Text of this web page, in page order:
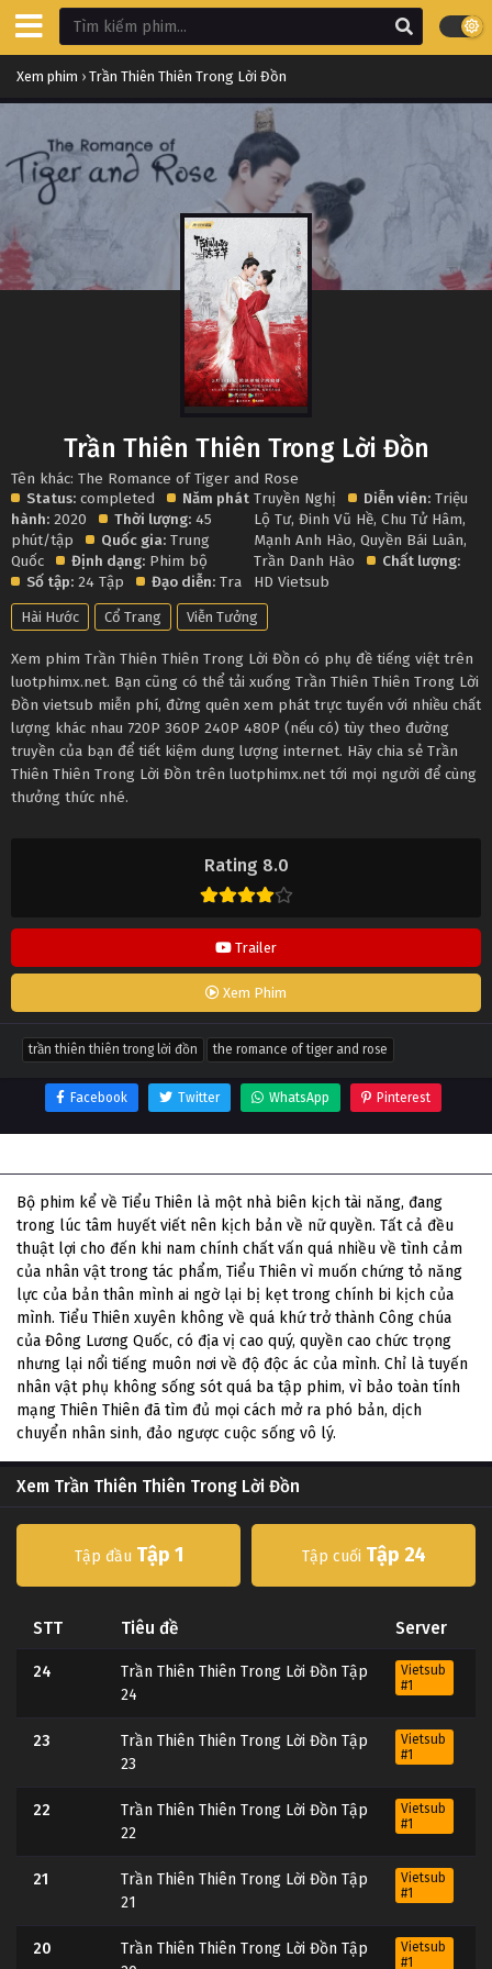
Xem phim › Trần Thiên Thiên Trong Lời Đồn
Rating 8.0
Trailer
Xem Phim
Trần Thiên Thiên Trong Lời Đồn
Tên khác: The Romance of Tiger and Rose
Status: completed
Năm phát
hành: 2020 Thời lượng: 45
phút/tập
Quốc gia: Trung
Quốc
Định dạng: Phim bộ
Số tập: 24 Tập Đạo diễn: Tra
Truyền Nghị Diễn viên: Triệu
Lộ Tư,Đinh Vũ Hề,Chu Tử Hâm,
Mạnh Anh Hào,Quyền Bái Luân,
Trần Danh Hào
Chất lượng:
HD Vietsub
Hài Hước Cổ Trang Viễn Tưởng
Xem phim Trần Thiên Thiên Trong Lời Đồn có phụ đề tiếng việt trên
luotphimx.net. Bạn cũng có thể tải xuống Trần Thiên Thiên Trong Lời
Đồn vietsub miễn phí, đừng quên xem phát trực tuyến với nhiều chất
lượng khác nhau 720P 360P 240P 480P (nếu có) tùy theo đường
truyền của bạn để tiết kiệm dung lượng internet. Hãy chia sẻ Trần
Thiên Thiên Trong Lời Đồn trên luotphimx.net tới mọi người để cùng
thưởng thức nhé.
trần thiên thiên trong lời đồn the romance of tiger and rose
Facebook Twitter WhatsApp Pinterest
Bộ phim kể về Tiểu Thiên là một nhà biên kịch tài năng, đang
trong lúc tâm huyết viết nên kịch bản về nữ quyền. Tất cả đều
thuật lợi cho đến khi nam chính chất vấn quá nhiều về tình cảm
của nhân vật trong tác phẩm, Tiểu Thiên vì muốn chứng tỏ năng
lực của bản thân mình ai ngờ lại bị kẹt trong chính bi kịch của
mình. Tiểu Thiên xuyên không về quá khứ trở thành Công chúa
của Đông Lương Quốc, có địa vị cao quý, quyền cao chức trọng
nhưng lại nổi tiếng muôn nơi về độ độc ác của mình. Chỉ là tuyến
nhân vật phụ không sống sót quá ba tập phim, vì bảo toàn tính
mạng Thiên Thiên đã tìm đủ mọi cách mở ra phó bản, dịch
chuyển nhân sinh, đảo ngược cuộc sống vô lý.
Xem Trần Thiên Thiên Trong Lời Đồn
Tập đầu Tập 1 Tập cuối Tập 24
STT Tiêu đề Server
24
Trần Thiên Thiên Trong Lời Đồn Tập
24
Vietsub
#1
23
Trần Thiên Thiên Trong Lời Đồn Tập
23
Vietsub
#1
22
Trần Thiên Thiên Trong Lời Đồn Tập
22
Vietsub
#1
21
Trần Thiên Thiên Trong Lời Đồn Tập
21
Vietsub
#1
20
Trần Thiên Thiên Trong Lời Đồn Tập
Vietsub
#1